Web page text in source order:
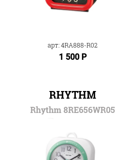
арт: 4RA888-R02
1 500 Р
RHYTHM
Rhythm 8RE656WR05